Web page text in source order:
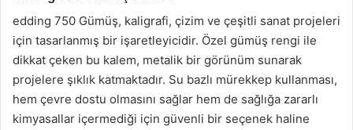
edding 750 Gümüş, kaligrafi, çizim ve çeşitli sanat projeleri
için tasarlanmış bir işaretleyicidir. Özel gümüş rengi ile
dikkat çeken bu kalem, metalik bir görünüm sunarak
projelere şıklık katmaktadır. Su bazlı mürekkep kullanması,
hem çevre dostu olmasını sağlar hem de sağlığa zararlı
kimyasallar içermediği için güvenli bir seçenek haline